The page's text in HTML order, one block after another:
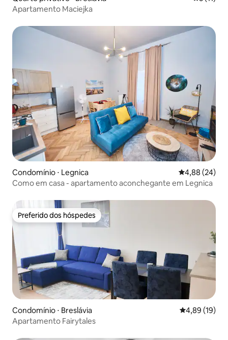
Apartamento Maciejka
Condomínio ⋅ Legnica 4,88 de uma
4,88 (24)
Como em casa - apartamento aconchegante em Legnica
Preferido dos hóspedes
Preferido dos hóspedes
Condomínio ⋅ Breslávia 4,89 de uma
4,89 (19)
Apartamento Fairytales